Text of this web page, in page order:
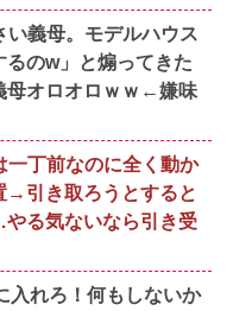
い義母。モデルハウス
のw」と煽ってきた
母オロオロｗｗ←嫌味
一丁前なのに全く動か
→引き取ろうとすると
やる気ないなら引き受
入れろ！何もしないか